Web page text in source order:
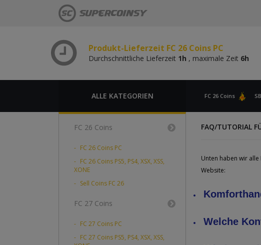
Produkt-Lieferzeit FC 26 Coins PC
Durchschnittliche Lieferzeit 1h , maximale Zeit 6h
ALLE KATEGORIEN FC 26 Coins
FC 26 Coins
FC 26 Coins PC
FC 26 Coins PS5, PS4, XSX, XSS,
XONE
Sell Coins FC 26
FC 27 Coins
FC 27 Coins PC
FC 27 Coins PS5, PS4, XSX, XSS,
FAQ/TUTORIAL
Unten haben wir
Website:
Welche